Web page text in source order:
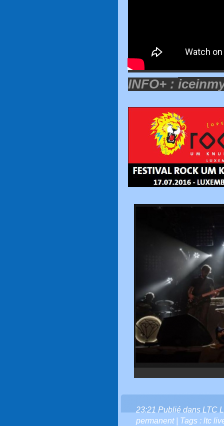
INFO+ :
23:21 Publié dans LTC
permanent| Tags : ltc